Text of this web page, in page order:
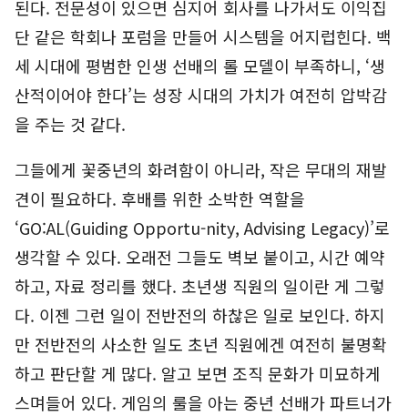
된다. 전문성이 있으면 심지어 회사를 나가서도 이익집
단 같은 학회나 포럼을 만들어 시스템을 어지럽힌다. 백
세 시대에 평범한 인생 선배의 롤 모델이 부족하니, ‘생
산적이어야 한다’는 성장 시대의 가치가 여전히 압박감
을 주는 것 같다.
그들에게 꽃중년의 화려함이 아니라, 작은 무대의 재발
견이 필요하다. 후배를 위한 소박한 역할을
‘GO:AL(Guiding Opportu-nity, Advising Legacy)’로
생각할 수 있다. 오래전 그들도 벽보 붙이고, 시간 예약
하고, 자료 정리를 했다. 초년생 직원의 일이란 게 그렇
다. 이젠 그런 일이 전반전의 하찮은 일로 보인다. 하지
만 전반전의 사소한 일도 초년 직원에겐 여전히 불명확
하고 판단할 게 많다. 알고 보면 조직 문화가 미묘하게
스며들어 있다. 게임의 룰을 아는 중년 선배가 파트너가